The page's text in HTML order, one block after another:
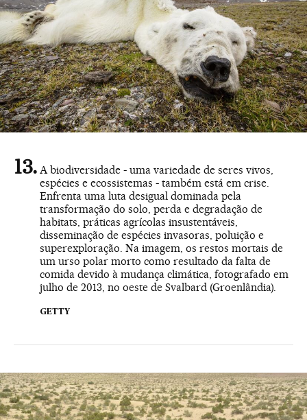
A biodiversidade - uma variedade de seres vivos,
espécies e ecossistemas - também está em crise.
Enfrenta uma luta desigual dominada pela
transformação do solo, perda e degradação de
habitats, práticas agrícolas insustentáveis,
disseminação de espécies invasoras, poluição e
superexploração. Na imagem, os restos mortais de
um urso polar morto como resultado da falta de
comida devido à mudança climática, fotografado em
julho de 2013, no oeste de Svalbard (Groenlândia).
GETTY